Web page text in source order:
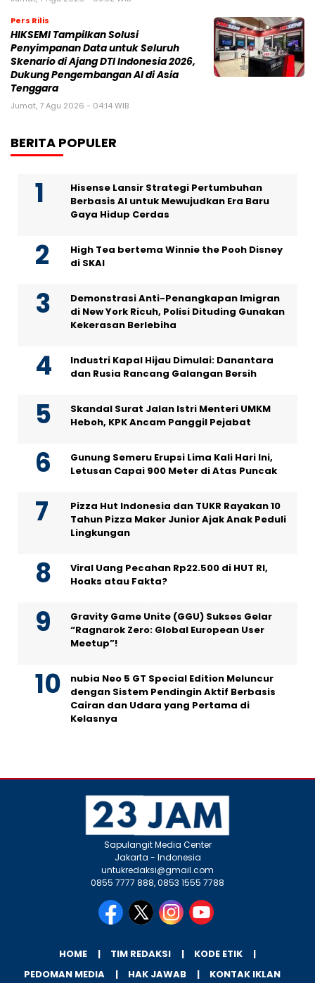
Pers Rilis
HIKSEMI Tampilkan Solusi
Penyimpanan Data untuk Seluruh
Skenario di Ajang DTI Indonesia 2026,
Dukung Pengembangan AI di Asia
Tenggara
Jumat, 7 Agu 2026 - 04:14 WIB
BERITA POPULER
Hisense Lansir Strategi Pertumbuhan
Berbasis AI untuk Mewujudkan Era Baru
Gaya Hidup Cerdas
High Tea bertema Winnie the Pooh Disney
di SKAI
Demonstrasi Anti-Penangkapan Imigran
di New York Ricuh, Polisi Dituding Gunakan
Kekerasan Berlebiha
Industri Kapal Hijau Dimulai: Danantara
dan Rusia Rancang Galangan Bersih
Skandal Surat Jalan Istri Menteri UMKM
Heboh, KPK Ancam Panggil Pejabat
Gunung Semeru Erupsi Lima Kali Hari Ini,
Letusan Capai 900 Meter di Atas Puncak
Pizza Hut Indonesia dan TUKR Rayakan 10
Tahun Pizza Maker Junior Ajak Anak Peduli
Lingkungan
Viral Uang Pecahan Rp22.500 di HUT RI,
Hoaks atau Fakta?
Gravity Game Unite (GGU) Sukses Gelar
“Ragnarok Zero: Global European User
Meetup”!
nubia Neo 5 GT Special Edition Meluncur
dengan Sistem Pendingin Aktif Berbasis
Cairan dan Udara yang Pertama di
Kelasnya
Sapulangit Media Center
Jakarta - Indonesia
untukredaksi@gmail.com
0855 7777 888, 0853 1555 7788
HOME TIM REDAKSI
KODE ETIK
PEDOMAN MEDIA
HAK JAWAB KONTAK IKLAN